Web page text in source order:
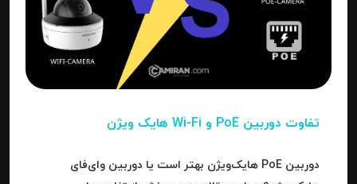
تفاوت دوربین PoE و Wi-Fi هایک‌ ویژن
دوربین PoE هایک‌ویژن بهتر است یا دوربین وای‌فای